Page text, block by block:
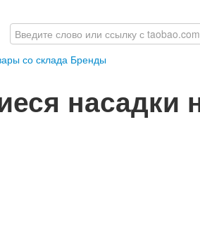
со склада Бренды
насадки